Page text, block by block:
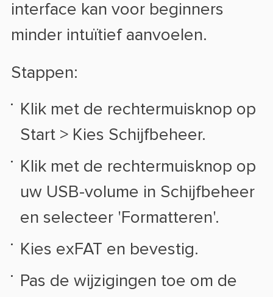
interface kan voor beginners
minder intuïtief aanvoelen.
Stappen:
Klik met de rechtermuisknop op
Start > Kies Schijfbeheer.
Klik met de rechtermuisknop op
uw USB-volume in Schijfbeheer
en selecteer 'Formatteren'.
Kies exFAT en bevestig.
Pas de wijzigingen toe om de